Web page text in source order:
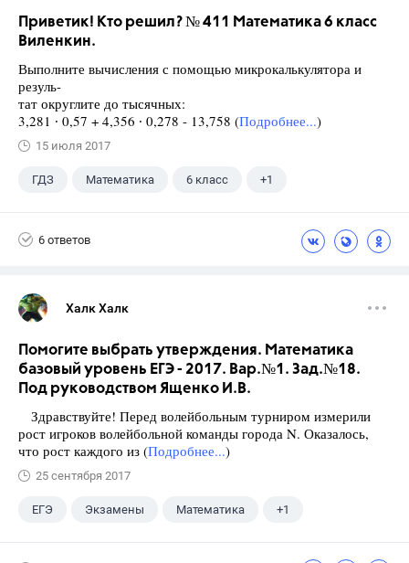
Приветик! Кто решил? № 411 Математика 6 класс
Виленкин.
Выполните вычисления с помощью микрокалькулятора и
резуль-
тат округлите до тысячных:
3,281 ∙ 0,57 + 4,356 ∙ 0,278 - 13,758 (Подробнее...)
15 июля 2017
ГДЗ Математика 6 класс +1
6 ответов
Халк Халк
Помогите выбрать утверждения. Математика
базовый уровень ЕГЭ - 2017. Вар.№1. Зад.№18.
Под руководством Ященко И.В.
Здравствуйте! Перед волейбольным турниром измерили
рост игроков волейбольной команды города N. Оказалось,
что рост каждого из (Подробнее...)
25 сентября 2017
ЕГЭ Экзамены Математика +1